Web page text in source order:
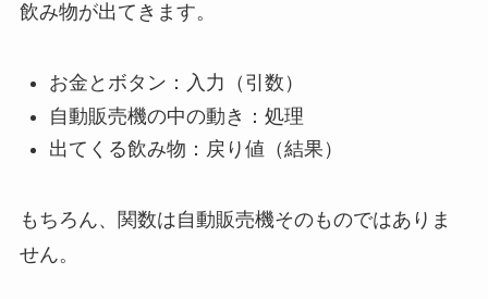
飲み物が出てきます。
お金とボタン：入力（引数）
自動販売機の中の動き：処理
出てくる飲み物：戻り値（結果）
もちろん、関数は自動販売機そのものではありま
せん。